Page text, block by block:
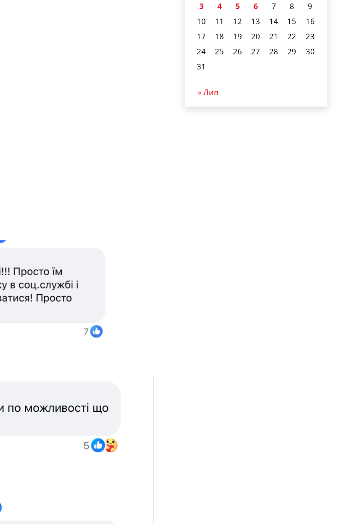
3
4 5 6 7 8
9
10
11 12 13 14 15
16
17
18 19 20 21 22
23
24
25 26 27 28 29
30
31
« Лип